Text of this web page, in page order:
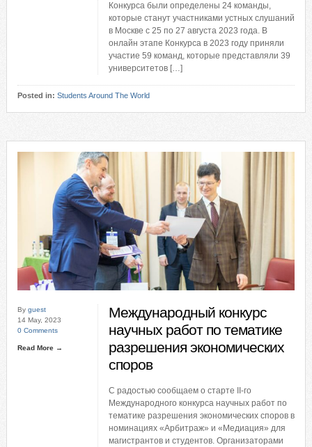
Конкурса были определены 24 команды,
которые станут участниками устных слушаний
в Москве с 25 по 27 августа 2023 года. В
онлайн этапе Конкурса в 2023 году приняли
участие 59 команд, которые представляли 39
университетов […]
Posted in: Students Around The World
By guest
14 May, 2023
0 Comments
Read More →
Международный конкурс
научных работ по тематике
разрешения экономических
споров
С радостью сообщаем о старте II-го
Международного конкурса научных работ по
тематике разрешения экономических споров в
номинациях «Арбитраж» и «Медиация» для
магистрантов и студентов. Организаторами